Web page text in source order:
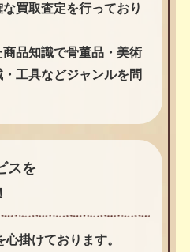
買取査定を行っており
品知識で骨董品・美術
工具などジャンルを問
スを
掛けております。